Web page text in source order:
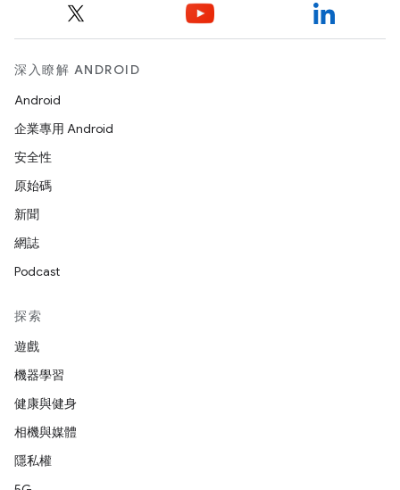
深入瞭解 ANDROID
Android
企業專用 Android
安全性
原始碼
新聞
網誌
Podcast
探索
遊戲
機器學習
健康與健身
相機與媒體
隱私權